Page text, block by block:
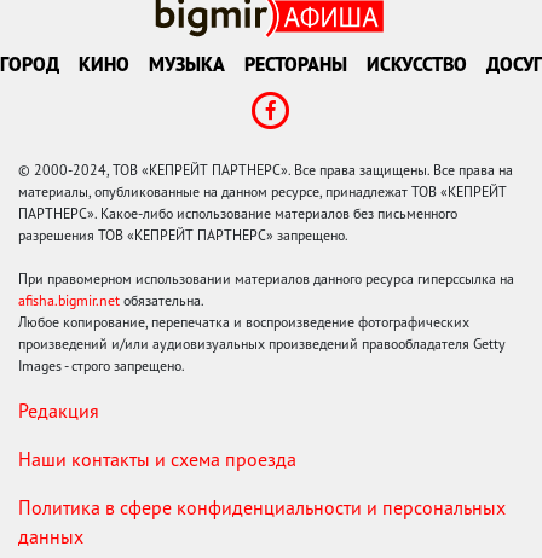
ГОРОД КИНО МУЗЫКА РЕСТОРАНЫ ИСКУССТВО ДОСУГ
© 2000-2024, ТОВ «КЕПРЕЙТ ПАРТНЕРС». Все права защищены. Все права на
материалы, опубликованные на данном ресурсе, принадлежат ТОВ «КЕПРЕЙТ
ПАРТНЕРС». Какое-либо использование материалов без письменного
разрешения ТОВ «КЕПРЕЙТ ПАРТНЕРС» запрещено.
При правомерном использовании материалов данного ресурса гиперссылка на
afisha.bigmir.net обязательна.
Любое копирование, перепечатка и воспроизведение фотографических
произведений и/или аудиовизуальных произведений правообладателя Getty
Images - строго запрещено.
Редакция
Наши контакты и схема проезда
Политика в сфере конфиденциальности и персональных
данных